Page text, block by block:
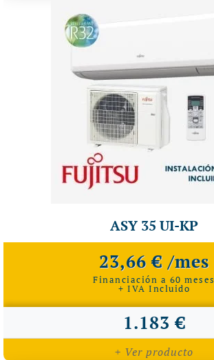
ASY 35 UI-KP
23,66 € /mes
Financiación a 60 meses
+ IVA Incluido
1.183 €
+ Ver producto